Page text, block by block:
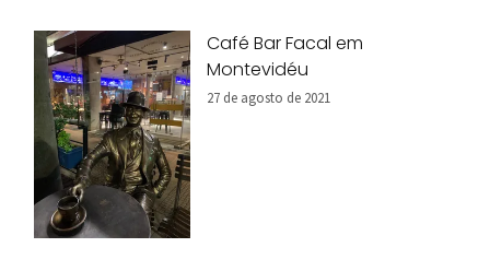
Café Bar Facal em
Montevidéu
27 de agosto de 2021